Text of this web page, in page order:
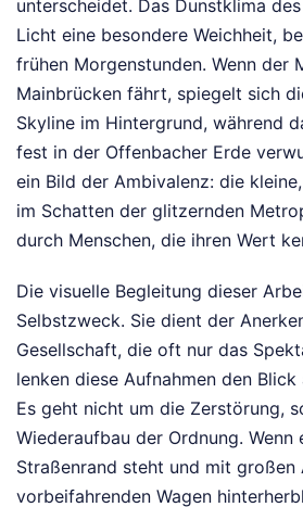
unterscheidet. Das Dunstklima
Licht eine besondere Weichheit,
frühen Morgenstunden. Wenn der
Mainbrücken fährt, spiegelt sich
Skyline im Hintergrund, während
fest in der Offenbacher Erde
ein Bild der Ambivalenz: die
im Schatten der glitzernden
durch Menschen, die ihren Wert
Die visuelle Begleitung dieser
Selbstzweck. Sie dient der
Gesellschaft, die oft nur das
lenken diese Aufnahmen den
Es geht nicht um die Zerstörung,
Wiederaufbau der Ordnung. Wenn
Straßenrand steht und mit großen
vorbeifahrenden Wagen